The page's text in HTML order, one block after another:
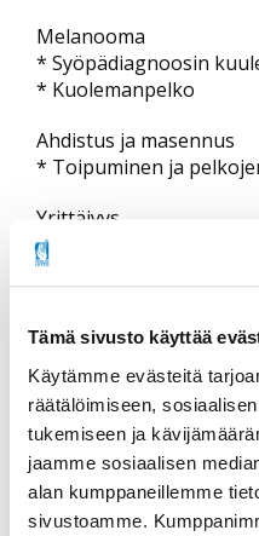
Tämä sivusto käyttää
Käytämme evästeitä
räätälöimiseen,
tukemiseen ja
jaamme sosiaalisen
alan kumppaneillemme
sivustoamme.
Lisätietoa
Melanooma
* Syöpädiagnoosin
* Kuolemanpelko
Ahdistus ja masennus
* Toipuminen ja
Yrittäjyys
* Sairastamisen ja
Jaa sosiaalisessa